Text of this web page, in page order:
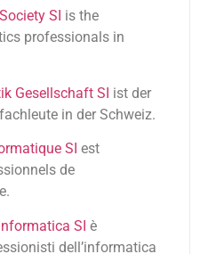
SI is the
professionals in
Gesellschaft SI ist der
in der Schweiz.
SI est
de
SI è
dell’informatica